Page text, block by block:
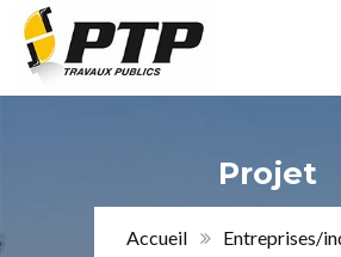
Projet
Accueil
Entreprises/